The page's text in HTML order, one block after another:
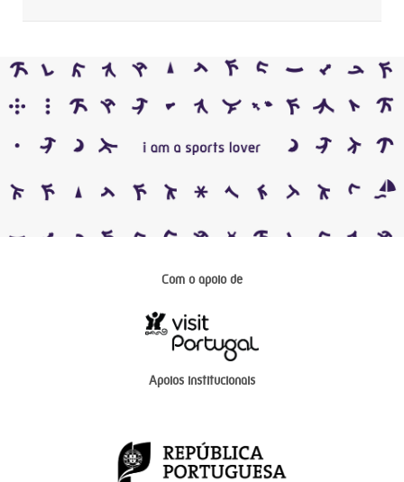
Com o apoio de
Apoios institucionais